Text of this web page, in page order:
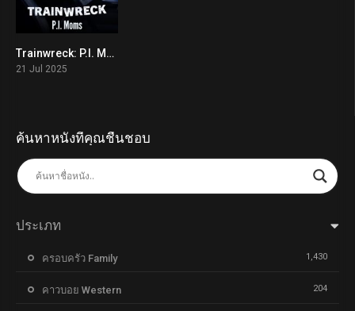
5.5Trainwreck: P.I. Moms อภิมหาวายป่วง: คุณแม่ยอดนักสืบ (2025)
21 Jul 2025
ค้นหาหนังที่คุณชื่นชอบ
ประเภท
ครอบครัว Family 1,430
คาวบอย Western 204